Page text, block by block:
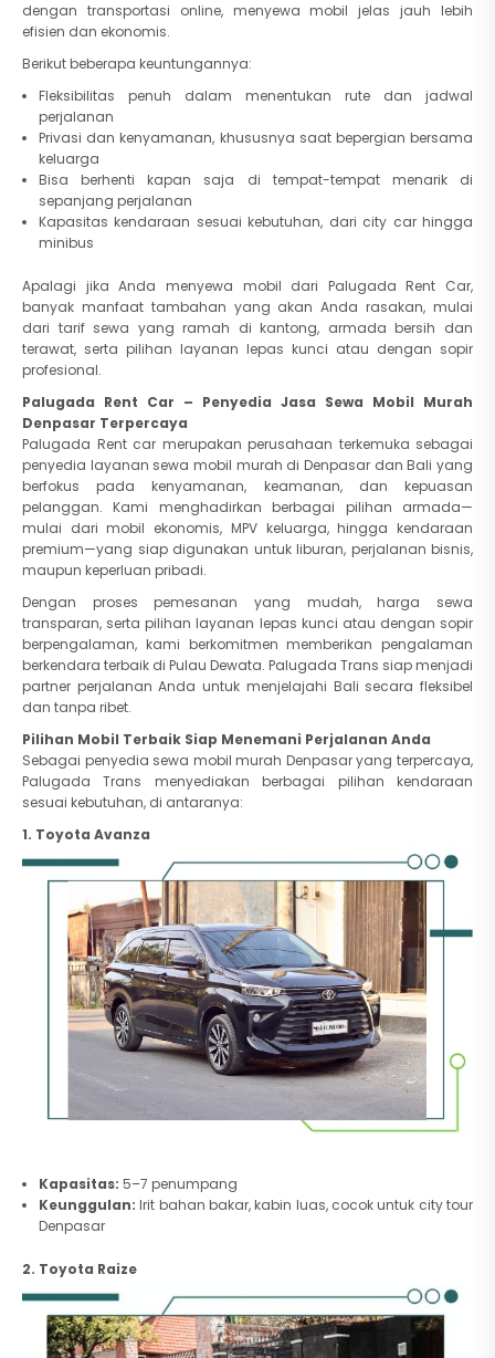
dengan transportasi online, menyewa mobil jelas jauh lebih
efisien dan ekonomis.
Berikut beberapa keuntungannya:
Fleksibilitas penuh dalam menentukan rute dan jadwal
perjalanan
Privasi dan kenyamanan, khususnya saat bepergian bersama
keluarga
Bisa berhenti kapan saja di tempat-tempat menarik di
sepanjang perjalanan
Kapasitas kendaraan sesuai kebutuhan, dari city car hingga
minibus
Apalagi jika Anda menyewa mobil dari Palugada Rent Car,
banyak manfaat tambahan yang akan Anda rasakan, mulai
dari tarif sewa yang ramah di kantong, armada bersih dan
terawat, serta pilihan layanan lepas kunci atau dengan sopir
profesional.
Palugada Rent Car – Penyedia Jasa Sewa Mobil Murah
Denpasar Terpercaya
Palugada Rent car merupakan perusahaan terkemuka sebagai
penyedia layanan sewa mobil murah di Denpasar dan Bali yang
berfokus pada kenyamanan, keamanan, dan kepuasan
pelanggan. Kami menghadirkan berbagai pilihan armada—
mulai dari mobil ekonomis, MPV keluarga, hingga kendaraan
premium—yang siap digunakan untuk liburan, perjalanan bisnis,
maupun keperluan pribadi.
Dengan proses pemesanan yang mudah, harga sewa
transparan, serta pilihan layanan lepas kunci atau dengan sopir
berpengalaman, kami berkomitmen memberikan pengalaman
berkendara terbaik di Pulau Dewata. Palugada Trans siap menjadi
partner perjalanan Anda untuk menjelajahi Bali secara fleksibel
dan tanpa ribet.
Pilihan Mobil Terbaik Siap Menemani Perjalanan Anda
Sebagai penyedia sewa mobil murah Denpasar yang terpercaya,
Palugada Trans menyediakan berbagai pilihan kendaraan
sesuai kebutuhan, di antaranya:
1. Toyota Avanza
Kapasitas: 5–7 penumpang
Keunggulan: Irit bahan bakar, kabin luas, cocok untuk city tour
Denpasar
2. Toyota Raize